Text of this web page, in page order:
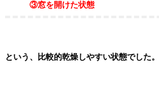
③窓を開けた状態
という、比較的乾燥しやすい状態でした。